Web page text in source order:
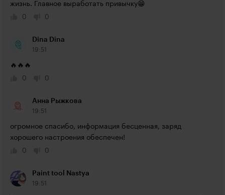
жизнь. Главное выработать привычку😁
0
0
Dina Dina
19:51
🔥🔥🔥
0
0
Анна Рыжкова
19:51
огромное спасибо, информация бесценная, заряд
хорошего настроения обеспечен!
0
0
Paint tool Nastya
19:51